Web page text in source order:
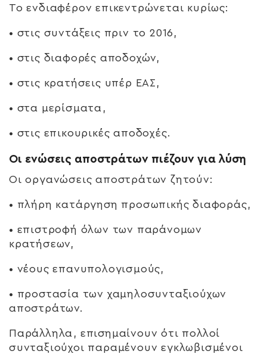
Το ενδιαφέρον επικεντρώνεται κυρίως:
• στις συντάξεις πριν το 2016,
• στις διαφορές αποδοχών,
• στις κρατήσεις υπέρ ΕΑΣ,
• στα μερίσματα,
• στις επικουρικές αποδοχές.
Οι ενώσεις αποστράτων πιέζουν για λύση
Οι οργανώσεις αποστράτων ζητούν:
• πλήρη κατάργηση προσωπικής διαφοράς,
• επιστροφή όλων των παράνομων
κρατήσεων,
• νέους επανυπολογισμούς,
• προστασία των χαμηλοσυνταξιούχων
αποστράτων.
Παράλληλα, επισημαίνουν ότι πολλοί
συνταξιούχοι παραμένουν εγκλωβισμένοι